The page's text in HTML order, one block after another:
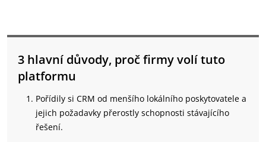
3 hlavní důvody, proč firmy volí tuto
platformu
Pořídily si CRM od menšího lokálního poskytovatele a
jejich požadavky přerostly schopnosti stávajícího
řešení.